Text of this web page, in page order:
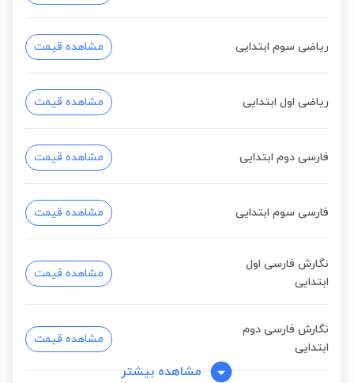
ریاضی سوم ابتدایی مشاهده قیمت
ریاضی اول ابتدایی مشاهده قیمت
فارسی دوم ابتدایی مشاهده قیمت
فارسی سوم ابتدایی مشاهده قیمت
نگارش فارسی اول
ابتدایی
مشاهده قیمت
نگارش فارسی دوم
ابتدایی
مشاهده قیمت
مشاهده بیشتر